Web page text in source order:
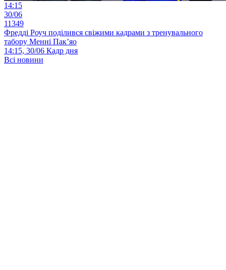
14:15
30/06
11349
Фредді Роуч поділився свіжими кадрами з тренувального
табору Менні Пак’яо
14:15, 30/06 Кадр дня
Всі новини